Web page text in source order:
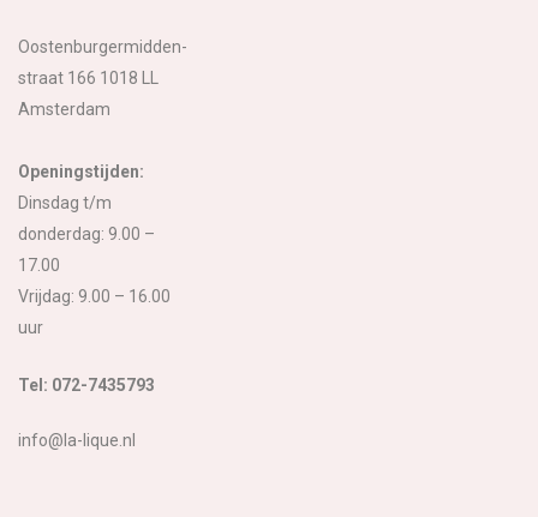
Oostenburgermidden-
straat 166 1018 LL
Amsterdam
Openingstijden:
Dinsdag t/m
donderdag: 9.00 –
17.00
Vrijdag: 9.00 – 16.00
uur
Tel: 072-7435793
info@la-lique.nl